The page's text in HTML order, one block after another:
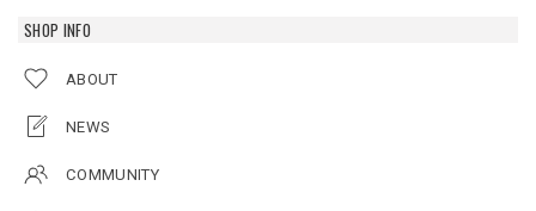
SHOP INFO
ABOUT
NEWS
COMMUNITY